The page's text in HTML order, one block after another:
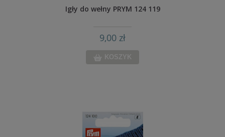
Igły do wełny PRYM 124 119
9,00 zł
KOSZYK